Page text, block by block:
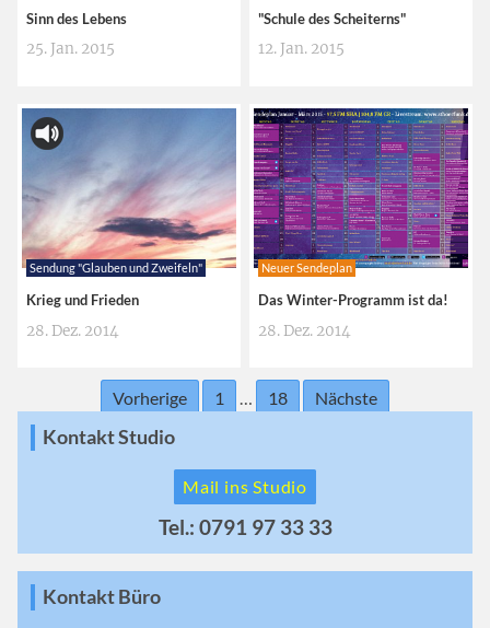
Sinn des Lebens
25. Jan. 2015
"Schule des Scheiterns"
12. Jan. 2015
Sendung "Glauben und Zweifeln"
Krieg und Frieden
28. Dez. 2014
Neuer Sendeplan
Das Winter-Programm ist da!
28. Dez. 2014
Vorherige 1 … 18 Nächste
Kontakt Studio
Mail ins Studio
Tel.: 0791 97 33 33
Kontakt Büro